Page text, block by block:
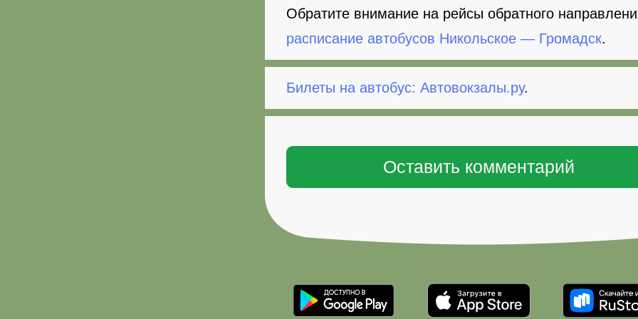
Обратите внимание на рейсы обратного
расписание автобусов Никольское — Громадск.
Билеты на автобус: Автовокзалы.ру.